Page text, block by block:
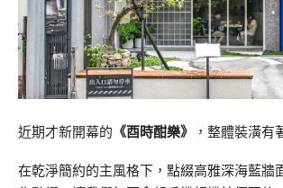
近期才新開幕的 《酉時酣樂》 ，整體裝潢有
在乾淨簡約的主風格下，點綴高雅深海藍牆